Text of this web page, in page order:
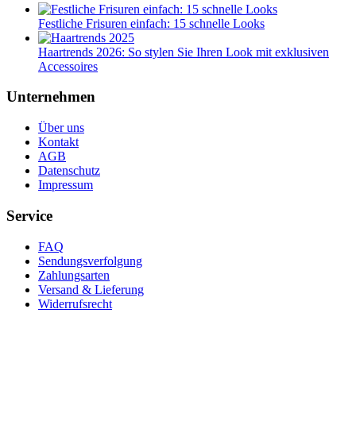
Festliche Frisuren einfach: 15 schnelle Looks
Haartrends 2026: So stylen Sie Ihren Look mit exklusiven
Accessoires
Unternehmen
Über uns
Kontakt
AGB
Datenschutz
Impressum
Service
FAQ
Sendungsverfolgung
Zahlungsarten
Versand & Lieferung
Widerrufsrecht